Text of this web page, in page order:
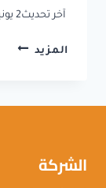
آخر تحديث2 يونيو، 2022
المزيد سبب
الشركة